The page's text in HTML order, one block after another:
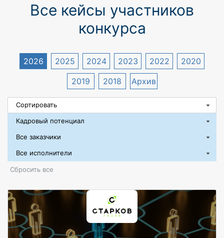
Все кейсы участников
конкурса
2026 2025 2024 2023 2022
2020
2019
2018 Архив
Сбросить все